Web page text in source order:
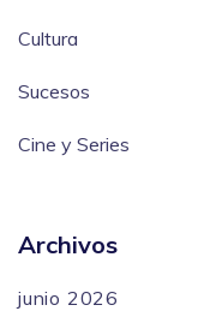
Cultura
Sucesos
Cine y Series
Archivos
junio 2026